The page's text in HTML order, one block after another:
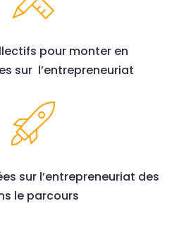
pour monter en
sur l’entrepreneuriat
sur l’entrepreneuriat des
le parcours